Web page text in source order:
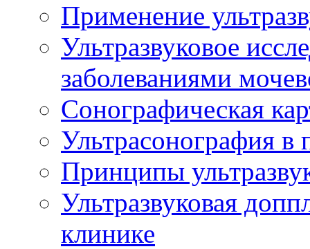
Применение
Ультразвуковое
заболеваниями
Сонографическая
Ультрасонография в
Принципы
Ультразвуковая
клинике